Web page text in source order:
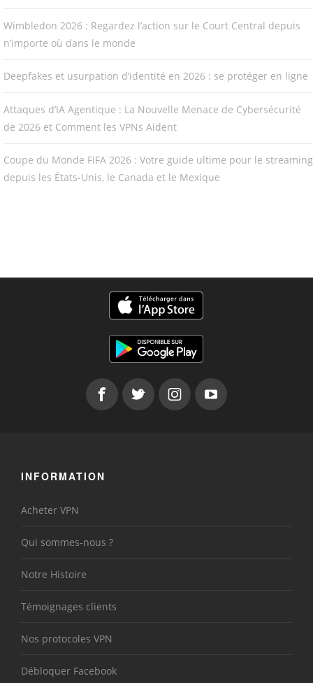
Wimbledon 2026 : Regardez l’action sur le Court Central depuis
n’importe où dans le monde
Deepfakes et usurpation d’identité en 2026 : se protéger en ligne
Attaques d’IA Agentique : La Nouvelle Menace de Cybersécurité
de 2026 et Comment les VPNs Aident
Coupe du Monde FIFA 2026 : Votre guide ultime pour le streaming
depuis les États-Unis, le Canada et le Mexique
INFORMATION
Acheter VPN
Qui sommes-nous ?
Notre Histoire
Témoignages clients
Nos protocoles VPN
Débloquer Facebook